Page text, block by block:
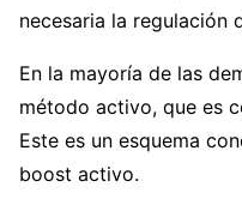
necesaria la regulación
En la mayoría de las
método activo, que es
Este es un esquema
boost activo.